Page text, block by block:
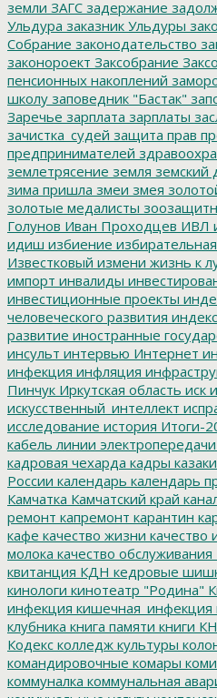
земли ЗАГС задержание
Ульдура заказник Ульдуры
Собрание законодательство
законороект Заксобрание
пенсионных накоплений
школу заповедник "Бастак"
Заречье зарплата зарплаты
зачистка_судей защита прав
предпринимателей
землетрясение земля земский
зима пришла змеи змея
золотые медалисты
Голунов Иван Проходцев ИВЛ
идиш избиение
Известковый измени жизнь к
импорт инвалиды
инвестиционные проекты
человеческого развития
развитие иностранные
инсульт интервью Интернет
инфекция инфляция
Пинчук Иркутская область иск
искусственный_интеллект
исследование история Итоги-
кабель линии электропередачи
кадровая чехарда кадры казаки
России календарь календарь
Камчатка Камчатский край
ремонт капремонт карантин
кафе качество жизни качество
молока качество обслуживания
квитанция КДН кедровые
кинологи кинотеатр "Родина"
инфекция кишечная_инфекция
клубника книга памяти книги
Кодекс колледж культуры
командировочные комары
коммуналка коммунальная